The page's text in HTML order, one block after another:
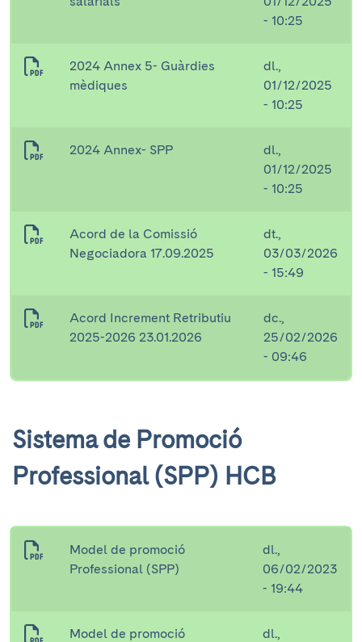
- 10:25
2024 Annex 5- Guàrdies
mèdiques
dl.,
01/12/2025
- 10:25
2024 Annex- SPP
dl.,
01/12/2025
- 10:25
Acord de la Comissió
Negociadora 17.09.2025
dt.,
03/03/2026
- 15:49
Acord Increment Retributiu
2025-2026 23.01.2026
dc.,
25/02/2026
- 09:46
Sistema de Promoció
Professional (SPP) HCB
Model de promoció
Professional (SPP)
dl.,
06/02/2023
- 19:44
Model de promoció
dl.,